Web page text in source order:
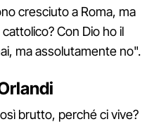
cresciuto a Roma, ma
Con Dio ho il
ma assolutamente no".
brutto, perché ci vive?